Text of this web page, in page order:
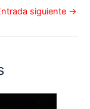
siguiente →